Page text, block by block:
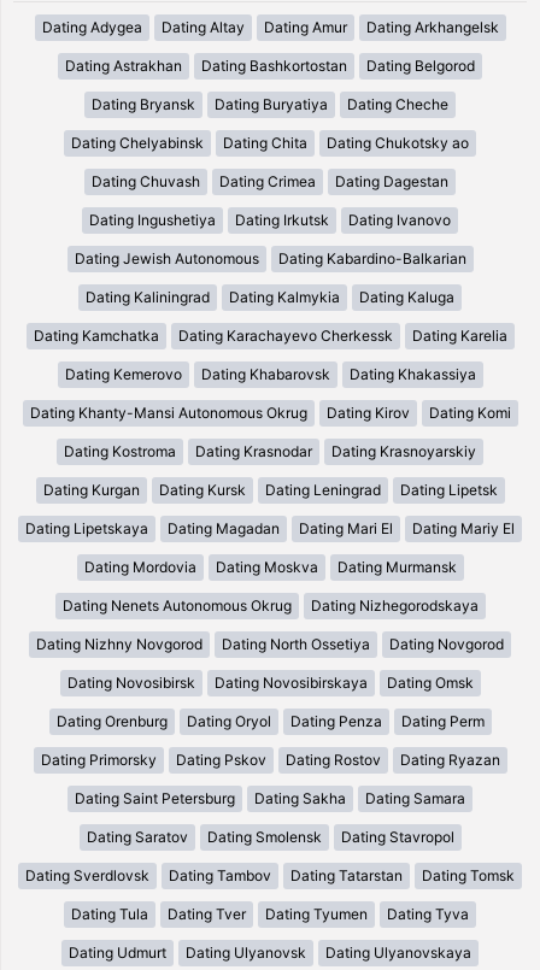
Dating Adygea Dating Altay Dating Amur Dating Arkhangelsk
Dating Astrakhan Dating Bashkortostan Dating Belgorod
Dating Bryansk Dating Buryatiya Dating Cheche
Dating Chelyabinsk Dating Chita Dating Chukotsky ao
Dating Chuvash Dating Crimea Dating Dagestan
Dating Ingushetiya Dating Irkutsk Dating Ivanovo
Dating Jewish Autonomous Dating Kabardino-Balkarian
Dating Kaliningrad Dating Kalmykia Dating Kaluga
Dating Kamchatka Dating Karachayevo Cherkessk Dating Karelia
Dating Kemerovo Dating Khabarovsk Dating Khakassiya
Dating Khanty-Mansi Autonomous Okrug Dating Kirov Dating Komi
Dating Kostroma Dating Krasnodar Dating Krasnoyarskiy
Dating Kurgan Dating Kursk Dating Leningrad Dating Lipetsk
Dating Lipetskaya Dating Magadan Dating Mari El Dating Mariy El
Dating Mordovia Dating Moskva Dating Murmansk
Dating Nenets Autonomous Okrug Dating Nizhegorodskaya
Dating Nizhny Novgorod Dating North Ossetiya Dating Novgorod
Dating Novosibirsk Dating Novosibirskaya Dating Omsk
Dating Orenburg Dating Oryol Dating Penza Dating Perm
Dating Primorsky Dating Pskov Dating Rostov Dating Ryazan
Dating Saint Petersburg Dating Sakha Dating Samara
Dating Saratov Dating Smolensk Dating Stavropol
Dating Sverdlovsk Dating Tambov Dating Tatarstan Dating Tomsk
Dating Tula Dating Tver Dating Tyumen Dating Tyva
Dating Udmurt Dating Ulyanovsk Dating Ulyanovskaya